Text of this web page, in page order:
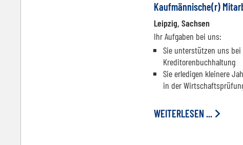
Kaufmännische(r)
Leipzig, Sachsen
Ihr Aufgaben bei uns:
Sie unterstützen uns
Kreditorenbuchhaltung
Sie erledigen kleinere
in der
WEITERLESEN ...